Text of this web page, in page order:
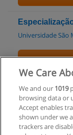
Universidade São
Curso
Dentária
CEETEPS - Centro
We Care
We and our 1019
browsing data or
Accept enables
shown under we
trackers are